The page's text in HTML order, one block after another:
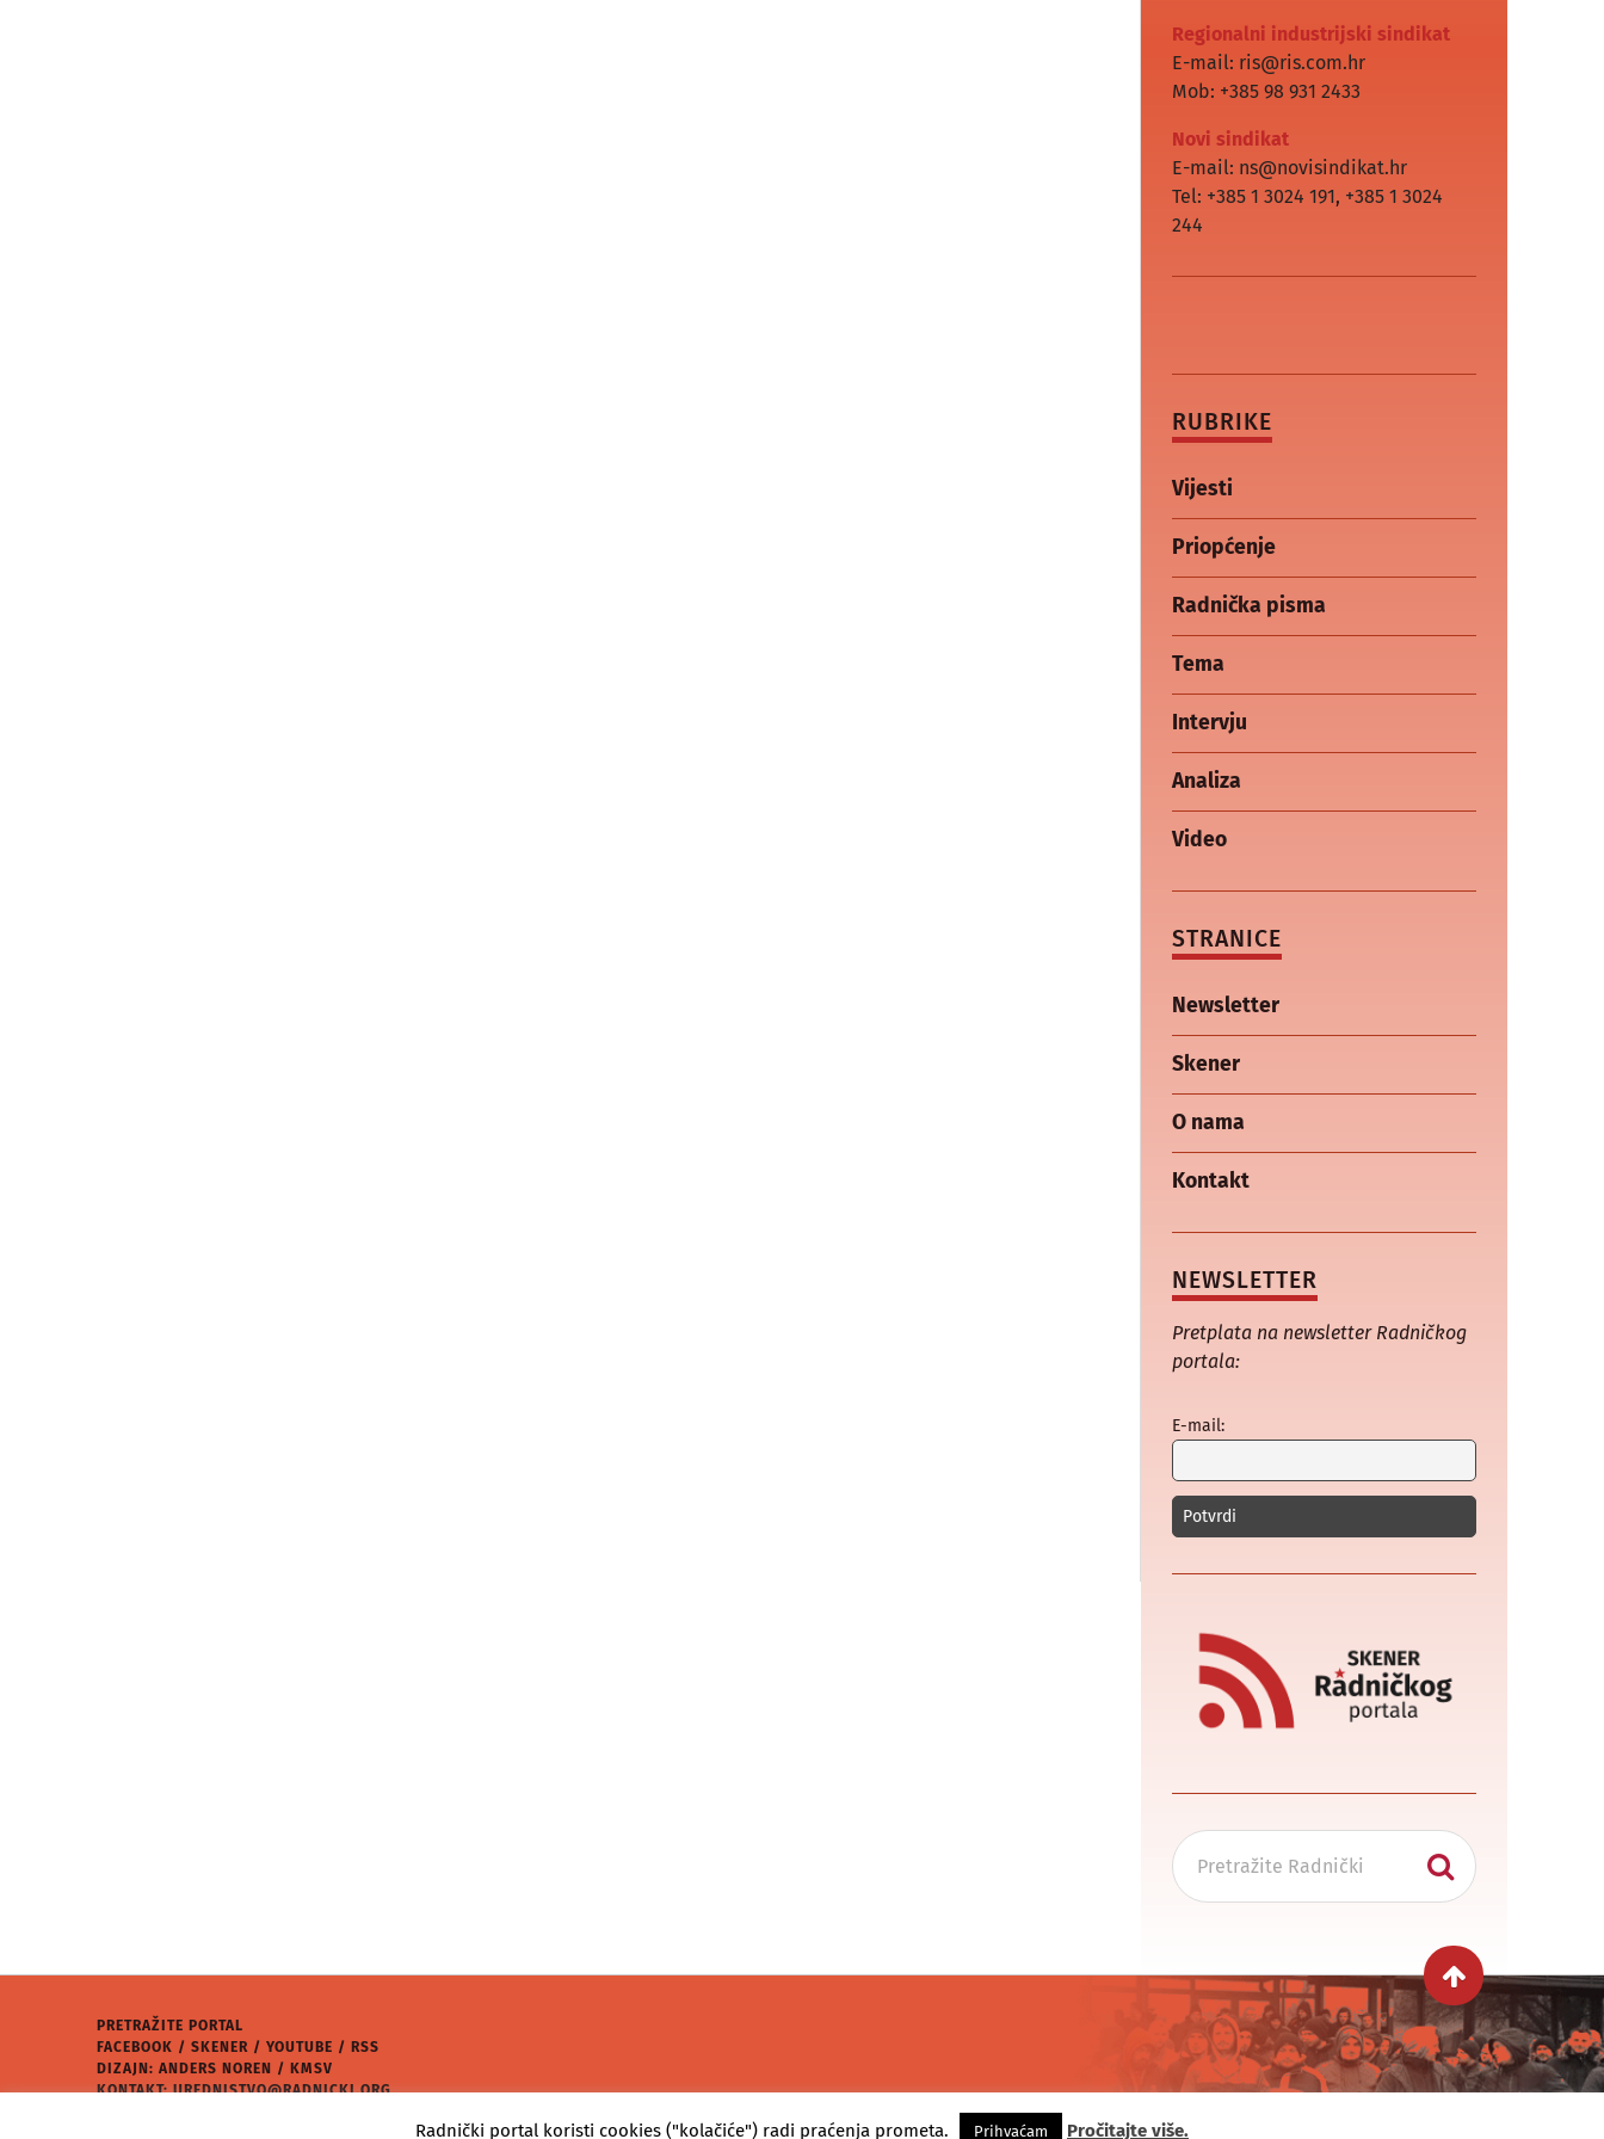
Regionalni industrijski sindikat
E-mail: ris@ris.com.hr
Mob: +385 98 931 2433
Novi sindikat
E-mail: ns@novisindikat.hr
Tel: +385 1 3024 191, +385 1 3024
244
RUBRIKE
Vijesti
Priopćenje
Radnička pisma
Tema
Intervju
Analiza
Video
STRANICE
Newsletter
Skener
O nama
Kontakt
NEWSLETTER
Pretplata na newsletter Radničkog
portala:
E-mail:
PRETRAŽITE PORTAL
FACEBOOK / SKENER/ YOUTUBE / RSS
DIZAJN: ANDERS NOREN / KMSV
KONTAKT:UREDNISTVO@RADNICKI.ORG
Radnički portal koristi cookies ("kolačiće") radi praćenja prometa. Prihvaćam Pročitajte više.